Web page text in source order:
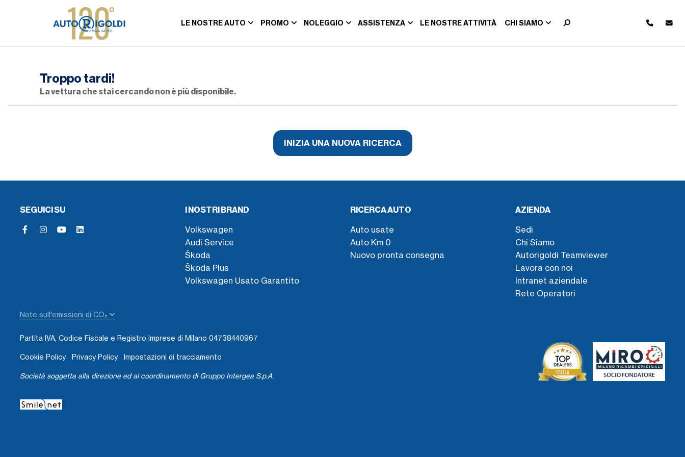
LE NOSTRE AUTO PROMO NOLEGGIO ASSISTENZA LE NOSTRE ATTIVITÀ CHI SIAMO
Troppo tardi!
La vettura che stai cercando non è più disponibile.
INIZIA UNA NUOVA RICERCA
SEGUICI SU I NOSTRI BRAND
Volkswagen
Audi Service
Škoda
Škoda Plus
Volkswagen Usato Garantito
RICERCA AUTO
Auto usate
Auto Km 0
Nuovo pronta consegna
AZIENDA
Sedi
Chi Siamo
Autorigoldi Teamviewer
Lavora con noi
Intranet aziendale
Rete Operatori
Note sull'emissioni di CO₂
Partita IVA, Codice Fiscale e Registro Imprese di Milano 04738440967
Cookie Policy Privacy Policy Impostazioni di tracciamento
Società soggetta alla direzione ed al coordinamento di Gruppo Intergea S.p.A.